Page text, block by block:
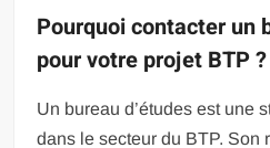
Pourquoi contacter un
pour votre projet BTP ?
Un bureau d’études est une
dans le secteur du BTP. Son